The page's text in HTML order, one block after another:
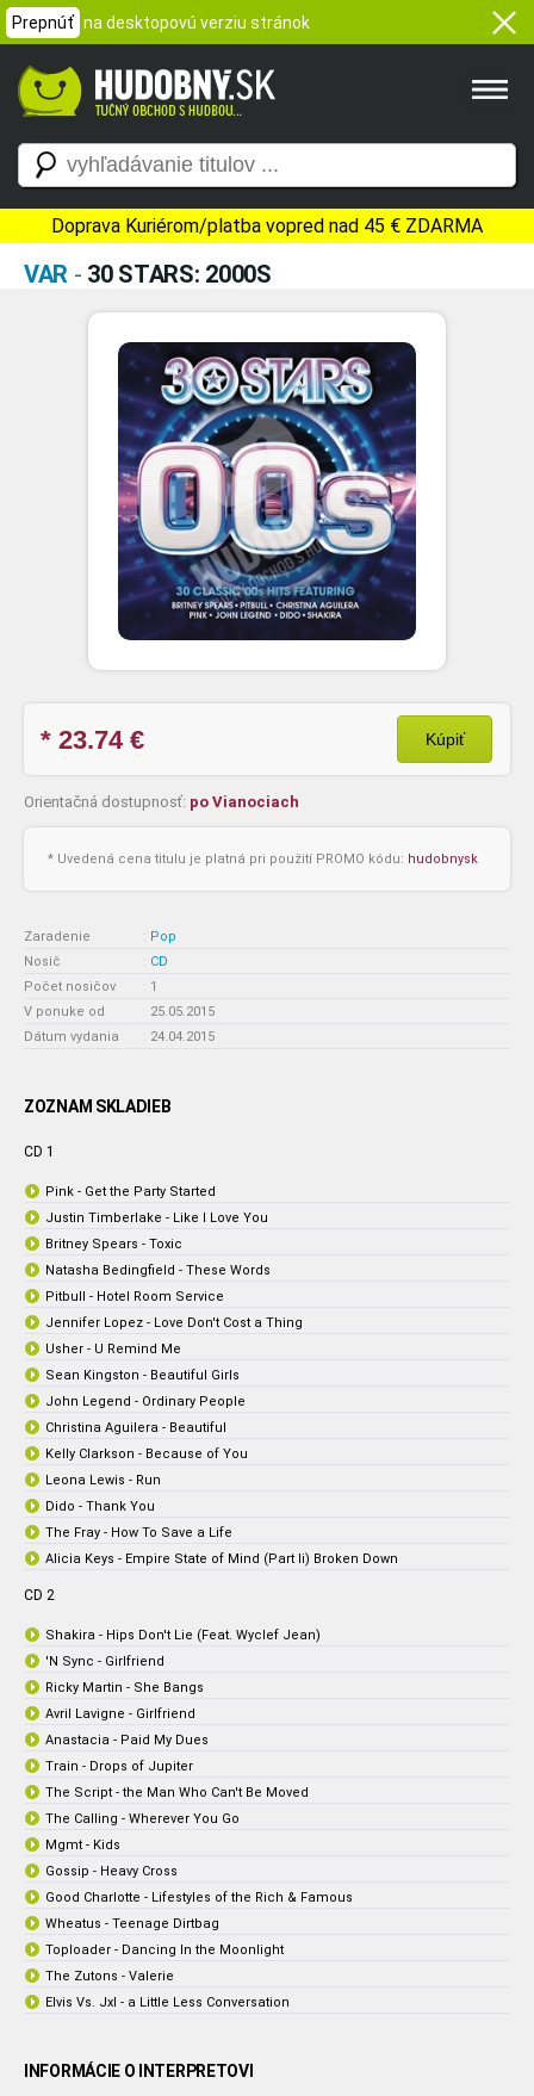
Prepnúť na desktopovú verziu stránok
Doprava Kuriérom/platba vopred nad 45 € ZDARMA
VAR - 30 STARS: 2000S
* 23.74€ Kúpiť
Orientačná dostupnosť: po Vianociach
* Uvedená cena titulu je platná pri použití PROMO kódu: hudobnysk
Zaradenie : Pop
Nosič
: CD
Počet nosičov
: 1
V ponuke od
: 25.05.2015
Dátum vydania
: 24.04.2015
ZOZNAM SKLADIEB
CD 1
Pink - Get the Party Started
Justin Timberlake - Like I Love You
Britney Spears - Toxic
Natasha Bedingfield - These Words
Pitbull - Hotel Room Service
Jennifer Lopez - Love Don't Cost a Thing
Usher - U Remind Me
Sean Kingston - Beautiful Girls
John Legend - Ordinary People
Christina Aguilera - Beautiful
Kelly Clarkson - Because of You
Leona Lewis - Run
Dido - Thank You
The Fray - How To Save a Life
Alicia Keys - Empire State of Mind (Part Ii) Broken Down
CD 2
Shakira - Hips Don't Lie (Feat. Wyclef Jean)
'N Sync - Girlfriend
Ricky Martin - She Bangs
Avril Lavigne - Girlfriend
Anastacia - Paid My Dues
Train - Drops of Jupiter
The Script - the Man Who Can't Be Moved
The Calling - Wherever You Go
Mgmt - Kids
Gossip - Heavy Cross
Good Charlotte - Lifestyles of the Rich & Famous
Wheatus - Teenage Dirtbag
Toploader - Dancing In the Moonlight
The Zutons - Valerie
Elvis Vs. Jxl - a Little Less Conversation
INFORMÁCIE O INTERPRETOVI